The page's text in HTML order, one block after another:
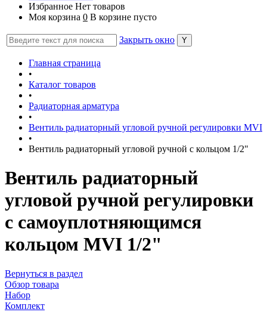
Избранное Нет товаров
Моя корзина 0 В корзине пусто
Закрыть окно
Главная страница
•
Каталог товаров
•
Радиаторная арматура
•
Вентиль радиаторный угловой ручной регулировки MVI
•
Вентиль радиаторный угловой ручной с кольцом 1/2"
Вентиль радиаторный
угловой ручной регулировки
с самоуплотняющимся
кольцом MVI 1/2"
Вернуться в раздел
Обзор товара
Набор
Комплект